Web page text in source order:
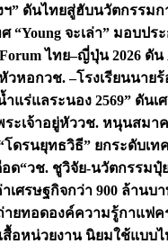
ฯ” ดันไทยสู่ฮับนวัตกรร
จะเล่า” มอบป
ไทย–ญี่ปุ่น 2026
หัวหอกวช. –โรงเรียนนาย
ร่แลระนอง 2569” ดันเ
ะเจ้าอยู่หัววช. หนุนสมา
ดรนยุทธวิธี” ยกระดับเ
ด“วช. ชูวิจัย-นวัตกรรมปุ๋
เศรษฐกิจกว่า 900 ล้านบ
ยทอดองค์ความรู้กาแฟ
สื้อหน่วยงาน นิยมใช้แบบ